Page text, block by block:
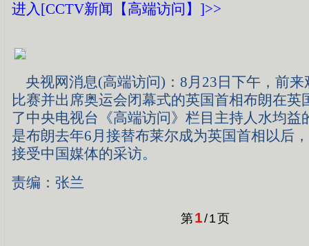
进入[CCTV新闻【高端访问】]>>
央视网消息(高端访问)：8月23日下午，前来
比赛并出席奥运会闭幕式的英国首相布朗在英
了中央电视台《高端访问》栏目主持人水均益
是布朗去年6月接替布莱尔成为英国首相以后
接受中国媒体的采访。
责编：张兰
第1/1页